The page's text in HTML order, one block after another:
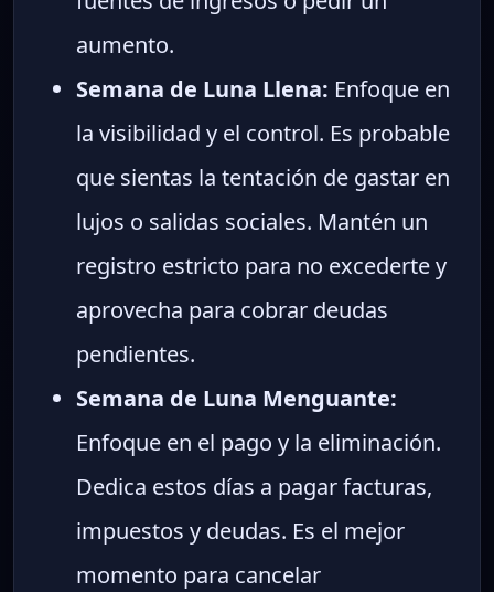
aumento.
Semana de Luna Llena: Enfoque en
la visibilidad y el control. Es probable
que sientas la tentación de gastar en
lujos o salidas sociales. Mantén un
registro estricto para no excederte y
aprovecha para cobrar deudas
pendientes.
Semana de Luna Menguante:
Enfoque en el pago y la eliminación.
Dedica estos días a pagar facturas,
impuestos y deudas. Es el mejor
momento para cancelar